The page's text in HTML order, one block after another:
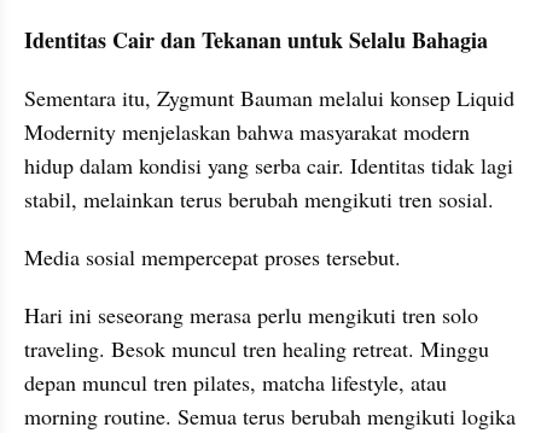
Identitas Cair dan Tekanan untuk Selalu Bahagia
Sementara itu, Zygmunt Bauman melalui konsep Liquid
Modernity menjelaskan bahwa masyarakat modern
hidup dalam kondisi yang serba cair. Identitas tidak lagi
stabil, melainkan terus berubah mengikuti tren sosial.
Media sosial mempercepat proses tersebut.
Hari ini seseorang merasa perlu mengikuti tren solo
traveling. Besok muncul tren healing retreat. Minggu
depan muncul tren pilates, matcha lifestyle, atau
morning routine. Semua terus berubah mengikuti logika